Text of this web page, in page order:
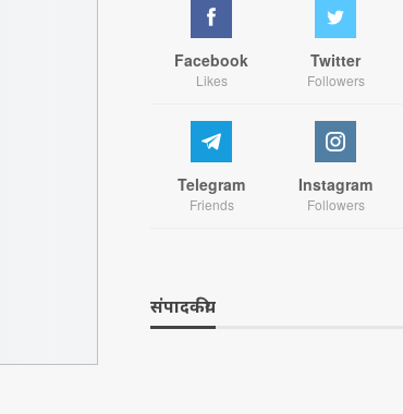
Facebook
Likes
Twitter
Followers
Telegram
Friends
Instagram
Followers
संपादकीय